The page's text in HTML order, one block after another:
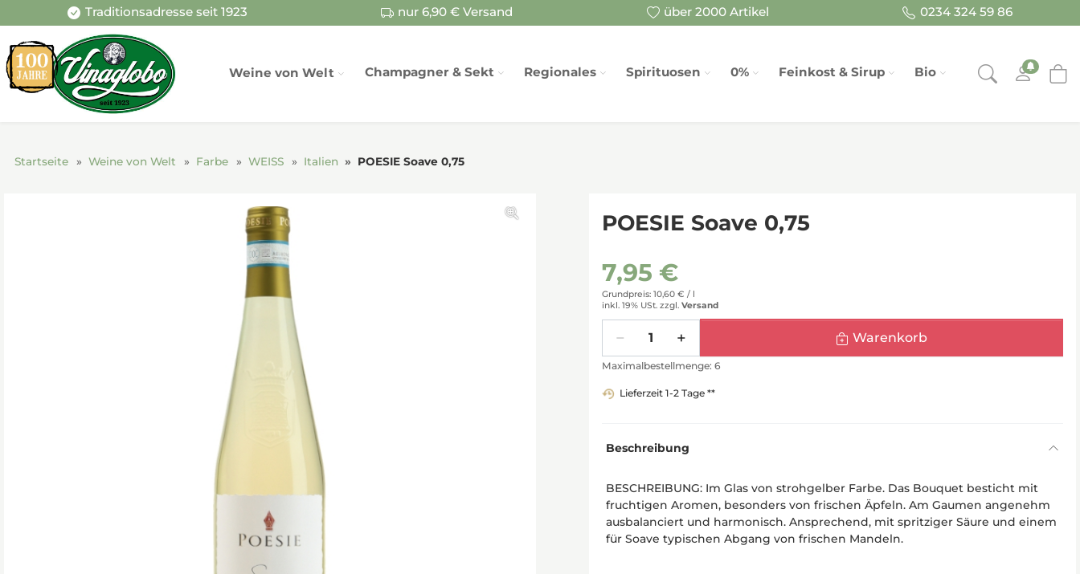
Traditionsadresse seit 1923 nur 6,90 € Versand über 2000 Artikel 0234 324 59 86
Weine von Welt Champagner & Sekt Regionales Spirituosen 0% Feinkost & Sirup Bio
Startseite Weine von Welt Farbe WEISS Italien POESIE Soave 0,75
POESIE Soave 0,75
7,95 €
Grundpreis: 10,60 € / l
inkl. 19% USt. zzgl. Versand
Warenkorb
Maximalbestellmenge: 6
Lieferzeit 1-2 Tage **
Beschreibung
BESCHREIBUNG: Im Glas von strohgelber Farbe. Das Bouquet besticht mit
fruchtigen Aromen, besonders von frischen Äpfeln. Am Gaumen angenehm
ausbalanciert und harmonisch. Ansprechend, mit spritziger Säure und einem
für Soave typischen Abgang von frischen Mandeln.